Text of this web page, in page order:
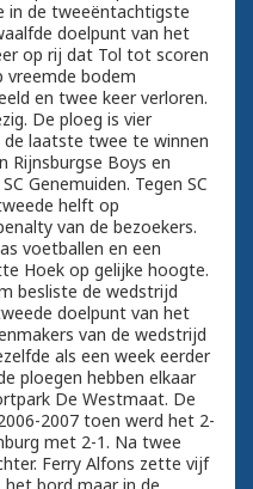
in de tweeëntachtigste
doelpunt van het
op rij dat Tol tot scoren
vreemde bodem
en twee keer verloren.
De ploeg is vier
laatste twee te winnen
Rijnsburgse Boys en
Genemuiden. Tegen SC
helft op
van de bezoekers.
voetballen en een
Hoek op gelijke hoogte.
besliste de wedstrijd
doelpunt van het
van de wedstrijd
als een week eerder
ploegen hebben elkaar
De Westmaat. De
2007 toen werd het 2-
met 2-1. Na twee
Ferry Alfons zette vijf